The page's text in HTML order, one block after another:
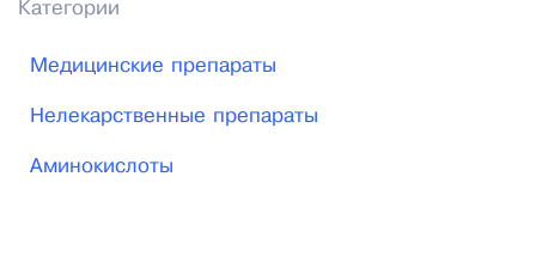
Категории
Медицинские препараты
Нелекарственные препараты
Аминокислоты